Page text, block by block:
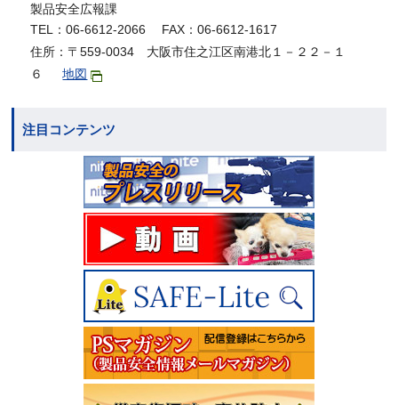
製品安全広報課
TEL：06-6612-2066 FAX：06-6612-1617
住所：〒559-0034 大阪市住之江区南港北１－２２－１
６
地図
注目コンテンツ